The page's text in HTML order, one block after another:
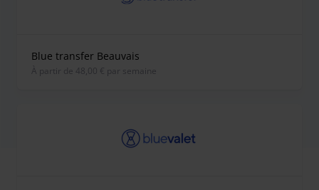
Blue transfer Beauvais
À partir de 48,00 € par semaine